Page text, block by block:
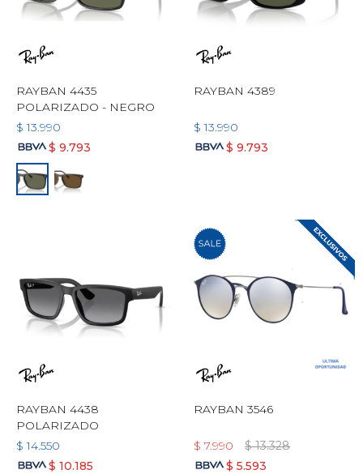
RAYBAN 4435
POLARIZADO - NEGRO
$ 13.990
$ 9.793
RAYBAN 4389
$ 13.990
$ 9.793
RAYBAN 4438
POLARIZADO
$ 14.550
$ 10.185
RAYBAN 3546
$ 7.990 $ 13.328
$ 5.593